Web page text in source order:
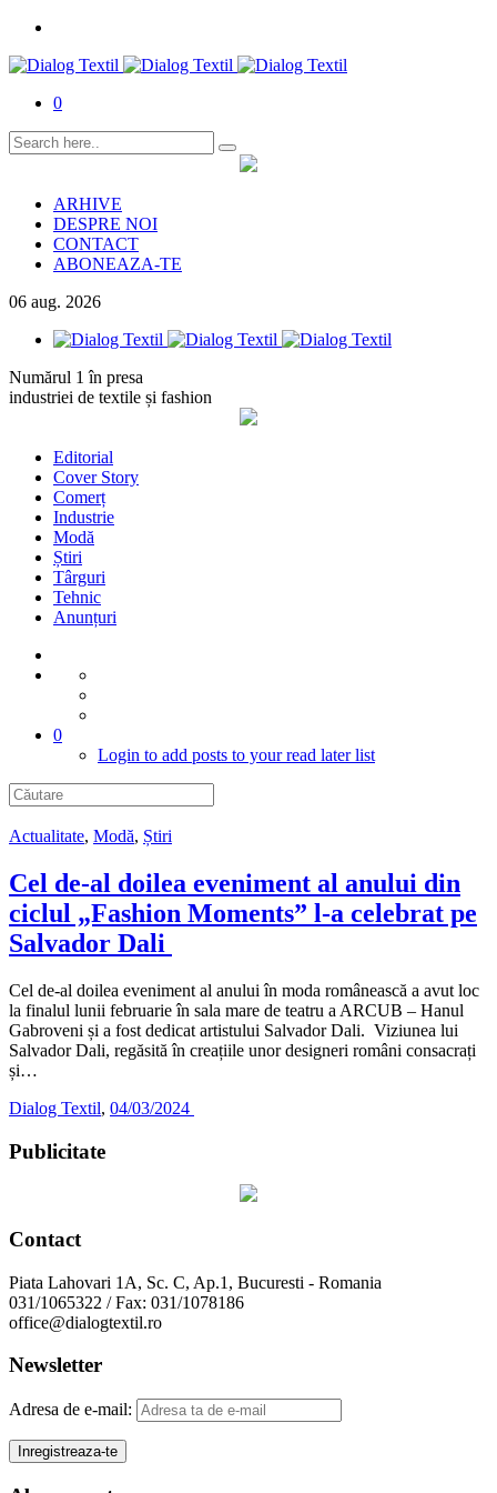
0
ARHIVE
DESPRE NOI
CONTACT
ABONEAZA-TE
06 aug. 2026
Numărul 1 în presa
industriei de textile și fashion
Editorial
Cover Story
Comerț
Industrie
Modă
Știri
Târguri
Tehnic
Anunțuri
0
Login to add posts to your read later list
Actualitate, Modă, Știri
Cel de-al doilea eveniment al anului din
ciclul „Fashion Moments” l-a celebrat pe
Salvador Dali
Cel de-al doilea eveniment al anului în moda românească a avut loc
la finalul lunii februarie în sala mare de teatru a ARCUB – Hanul
Gabroveni și a fost dedicat artistului Salvador Dali. Viziunea lui
Salvador Dali, regăsită în creațiile unor designeri români consacrați
și…
Dialog Textil, 04/03/2024
Publicitate
Contact
Piata Lahovari 1A, Sc. C, Ap.1, Bucuresti - Romania
031/1065322 / Fax: 031/1078186
office@dialogtextil.ro
Newsletter
Adresa de e-mail: